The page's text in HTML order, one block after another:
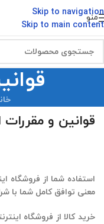
Skip to navigation
Skip to main content
منو
قوانین و مقررات
استفاده شما از فروشگاه
معنی توافق کامل شما با
خرید کالا از فروشگاه